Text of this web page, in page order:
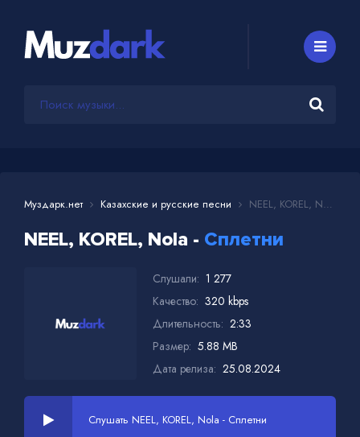
Муздарк.нет Казахские и русские песни NEEL, KOREL, Nola - Сплетни
NEEL, KOREL, Nola - Сплетни
Слушали: 1 277
Качество: 320 kbps
Длительность: 2:33
Размер: 5.88 MB
Дата релиза: 25.08.2024
Слушать NEEL, KOREL, Nola - Сплетни